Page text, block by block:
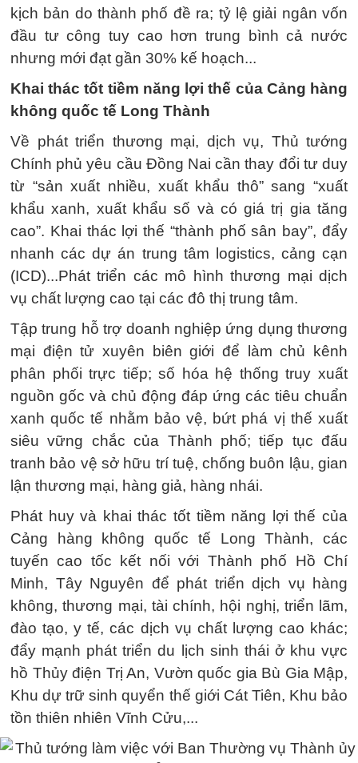
kịch bản do thành phố đề ra; tỷ lệ giải ngân vốn
đầu tư công tuy cao hơn trung bình cả nước
nhưng mới đạt gần 30% kế hoạch...
Khai thác tốt tiềm năng lợi thế của Cảng hàng
không quốc tế Long Thành
Về phát triển thương mại, dịch vụ, Thủ tướng
Chính phủ yêu cầu Đồng Nai cần thay đổi tư duy
từ “sản xuất nhiều, xuất khẩu thô” sang “xuất
khẩu xanh, xuất khẩu số và có giá trị gia tăng
cao”. Khai thác lợi thế “thành phố sân bay”, đẩy
nhanh các dự án trung tâm logistics, cảng cạn
(ICD)...Phát triển các mô hình thương mại dịch
vụ chất lượng cao tại các đô thị trung tâm.
Tập trung hỗ trợ doanh nghiệp ứng dụng thương
mại điện tử xuyên biên giới để làm chủ kênh
phân phối trực tiếp; số hóa hệ thống truy xuất
nguồn gốc và chủ động đáp ứng các tiêu chuẩn
xanh quốc tế nhằm bảo vệ, bứt phá vị thế xuất
siêu vững chắc của Thành phố; tiếp tục đấu
tranh bảo vệ sở hữu trí tuệ, chống buôn lậu, gian
lận thương mại, hàng giả, hàng nhái.
Phát huy và khai thác tốt tiềm năng lợi thế của
Cảng hàng không quốc tế Long Thành, các
tuyến cao tốc kết nối với Thành phố Hồ Chí
Minh, Tây Nguyên để phát triển dịch vụ hàng
không, thương mại, tài chính, hội nghị, triển lãm,
đào tạo, y tế, các dịch vụ chất lượng cao khác;
đẩy mạnh phát triển du lịch sinh thái ở khu vực
hồ Thủy điện Trị An, Vườn quốc gia Bù Gia Mập,
Khu dự trữ sinh quyển thế giới Cát Tiên, Khu bảo
tồn thiên nhiên Vĩnh Cửu,...